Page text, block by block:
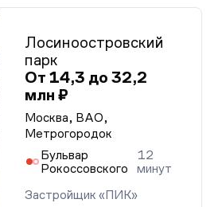
Лосиноостровский
парк
От 14,3 до 32,2
млн ₽
Москва, ВАО,
Метрогородок
Бульвар
Рокоссовского
12
минут
Застройщик «ПИК»